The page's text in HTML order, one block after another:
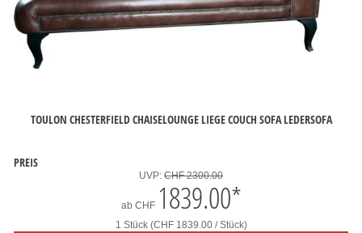
TOULON CHESTERFIELD CHAISELOUNGE LIEGE COUCH SOFA LEDERSOFA
PREIS
UVP: CHF 2300.00
ab CHF 1839.00*
1 Stück (CHF 1839.00 / Stück)